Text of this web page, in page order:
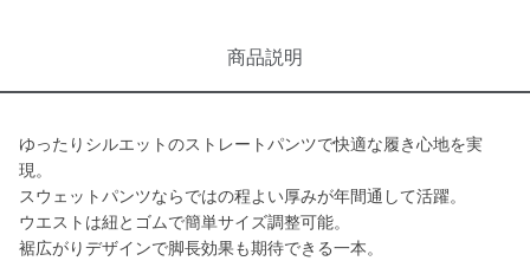
商品説明
ゆったりシルエットのストレートパンツで快適な履き心地を実
現。
スウェットパンツならではの程よい厚みが年間通して活躍。
ウエストは紐とゴムで簡単サイズ調整可能。
裾広がりデザインで脚長効果も期待できる一本。